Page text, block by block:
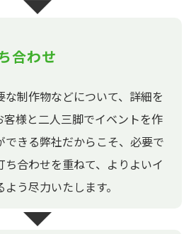
合わせ
制作物などについて、詳細を
客様と二人三脚でイベントを作
できる弊社だからこそ、必要で
ち合わせを重ねて、よりよいイ
う尽力いたします。